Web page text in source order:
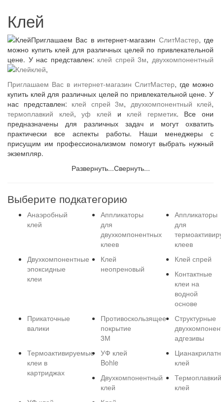
Клей
Приглашаем Вас в интернет-магазин СлитМастер, где
можно купить клей для различных целей по привлекательной
цене. У нас представлен: клей спрей 3м,двухкомпонентный
клей,
Приглашаем Вас в интернет-магазин СлитМастер, где можно
купить клей для различных целей по привлекательной цене. У
нас представлен: клей спрей 3м, двухкомпонентный клей,
термоплавкий клей,уф клей и клей герметик. Все они
предназначены для различных задач и могут охватить
практически все аспекты работы. Наши менеджеры с
присущим им профессионализмом помогут выбрать нужный
экземпляр.
Развернуть...Свернуть...
Выберите подкатегорию
Анаэробный
клей
Аппликаторы
для
двухкомпонентных
клеев
Аппликаторы
для
клеев
Двухкомпонентные
эпоксидные
клеи
Клей
неопреновый
Клей спрей
Контактные
клеи на
водной
основе
Прикаточные
валики
Противоскользящее
покрытие
3М
Структурные
адгезивы
Термоактивируемые
клеи в
картриджах
УФ клей
Bohle
клей
Двухкомпонентный
клей
Термоплавкий
клей